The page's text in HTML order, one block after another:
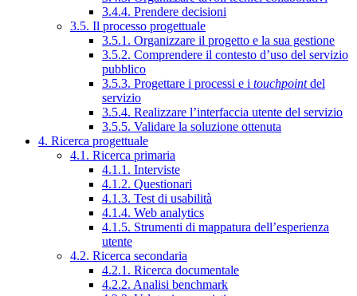
3.4.4. Prendere decisioni
3.5. Il processo progettuale
3.5.1. Organizzare il progetto e la sua gestione
3.5.2. Comprendere il contesto d’uso del servizio
pubblico
3.5.3. Progettare i processi e i touchpointdel
servizio
3.5.4. Realizzare l’interfaccia utente del servizio
3.5.5. Validare la soluzione ottenuta
4. Ricerca progettuale
4.1. Ricerca primaria
4.1.1. Interviste
4.1.2. Questionari
4.1.3. Test di usabilità
4.1.4. Web analytics
4.1.5. Strumenti di mappatura dell’esperienza
utente
4.2. Ricerca secondaria
4.2.1. Ricerca documentale
4.2.2. Analisi benchmark